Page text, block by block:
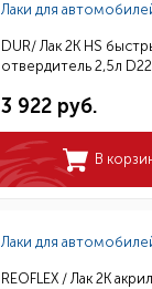
Лаки для
DUR/ Лак 2К HS
отвердитель 2,5л
3 922 руб.
В
Лаки для
REOFLEX / Лак 2К